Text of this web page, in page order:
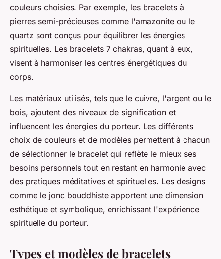
couleurs choisies. Par exemple, les bracelets à
pierres semi-précieuses comme l'amazonite ou le
quartz sont conçus pour équilibrer les énergies
spirituelles. Les bracelets 7 chakras, quant à eux,
visent à harmoniser les centres énergétiques du
corps.
Les matériaux utilisés, tels que le cuivre, l'argent ou le
bois, ajoutent des niveaux de signification et
influencent les énergies du porteur. Les différents
choix de couleurs et de modèles permettent à chacun
de sélectionner le bracelet qui reflète le mieux ses
besoins personnels tout en restant en harmonie avec
des pratiques méditatives et spirituelles. Les designs
comme le jonc bouddhiste apportent une dimension
esthétique et symbolique, enrichissant l'expérience
spirituelle du porteur.
Types et modèles de bracelets